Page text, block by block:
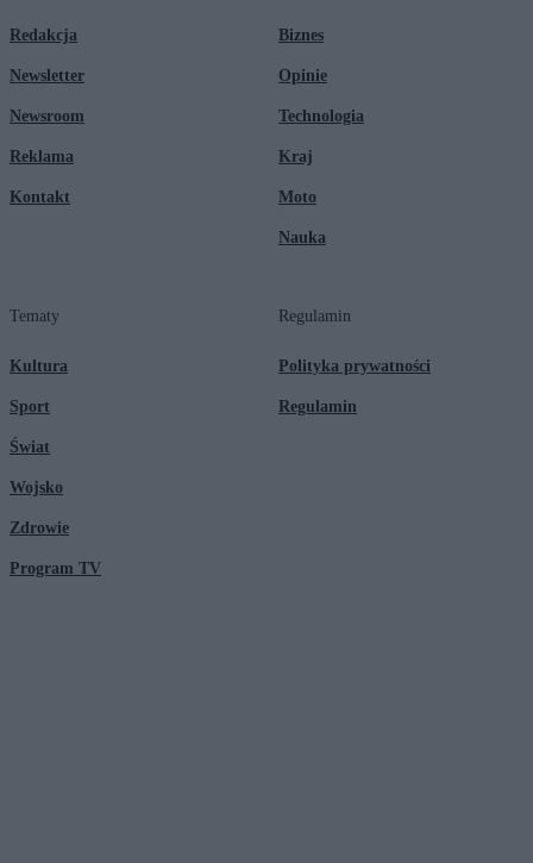
Redakcja
Newsletter
Newsroom
Reklama
Kontakt
Biznes
Opinie
Technologia
Kraj
Moto
Nauka
Tematy
Kultura
Sport
Świat
Wojsko
Zdrowie
Program TV
Regulamin
Polityka prywatności
Regulamin